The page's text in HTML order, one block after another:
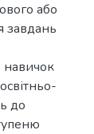
або
завдань
навичок
до